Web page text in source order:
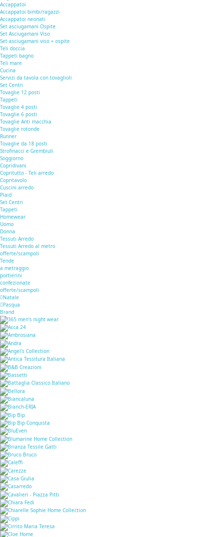
Accappatoi
Accappatoi bimbi/ragazzi
Accappatoi neonati
Set asciugamani Ospite
Set Asciugamani Viso
Set asciugamani viso + ospite
Teli doccia
Tappeti bagno
Teli mare
Cucina
Servizi da tavola con tovaglioli
Set Centri
Tovaglie 12 posti
Tappeti
Tovaglie 4 posti
Tovaglie 6 posti
Tovaglie Anti macchia
Tovaglie rotonde
Runner
Tovaglie da 18 posti
Strofinacci e Grembiuli
Soggiorno
Copridivani
Copritutto - Teli arredo
Copritavolo
Cuscini arredo
Plaid
Set Centri
Tappeti
Homewear
Uomo
Donna
Tessuti Arredo
Tessuti Arredo al metro
offerte/scampoli
Tende
a metraggio
portierini
confezionate
offerte/scampoli
Natale
Pasqua
Brand